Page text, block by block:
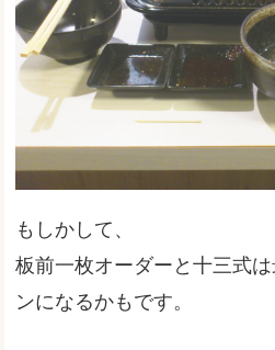
もしかして、
板前一枚オーダーと十三式
ンになるかもです。